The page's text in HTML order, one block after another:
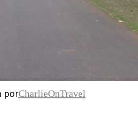
porCharlieOnTravel